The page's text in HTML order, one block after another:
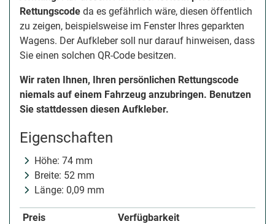
Rettungscode da es gefährlich wäre, diesen öffentlich
zu zeigen, beispielsweise im Fenster Ihres geparkten
Wagens. Der Aufkleber soll nur darauf hinweisen, dass
Sie einen solchen QR-Code besitzen.
Wir raten Ihnen, Ihren persönlichen Rettungscode
niemals auf einem Fahrzeug anzubringen. Benutzen
Sie stattdessen diesen Aufkleber.
Eigenschaften
Höhe: 74 mm
Breite: 52 mm
Länge: 0,09 mm
Preis
Verfügbarkeit